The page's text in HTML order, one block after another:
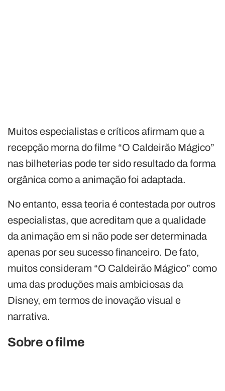
Muitos especialistas e críticos afirmam que a
recepção morna do filme “O Caldeirão Mágico”
nas bilheterias pode ter sido resultado da forma
orgânica como a animação foi adaptada.
No entanto, essa teoria é contestada por outros
especialistas, que acreditam que a qualidade
da animação em si não pode ser determinada
apenas por seu sucesso financeiro. De fato,
muitos consideram “O Caldeirão Mágico” como
uma das produções mais ambiciosas da
Disney, em termos de inovação visual e
narrativa.
Sobre o filme